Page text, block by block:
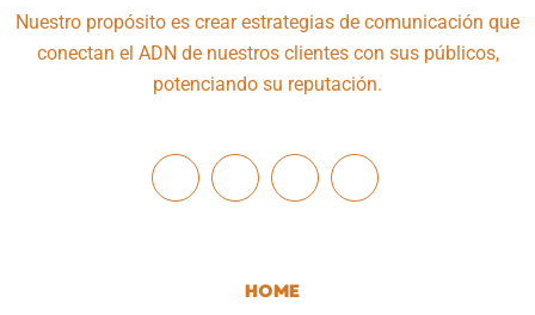
Nuestro propósito es crear estrategias de comunicación que
conectan el ADN de nuestros clientes con sus públicos,
potenciando su reputación.
HOME